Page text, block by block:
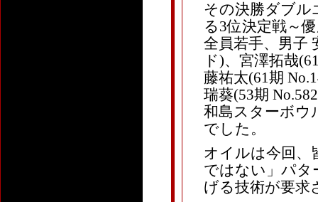
その決勝ダブ
る3位決定戦～
全員若手、男子
ド)、宮澤拓哉
藤祐太(61期
瑞葵(53期
和島スターボウ
でした。
オイルは今回、
ではない」パタ
げる技術が要求